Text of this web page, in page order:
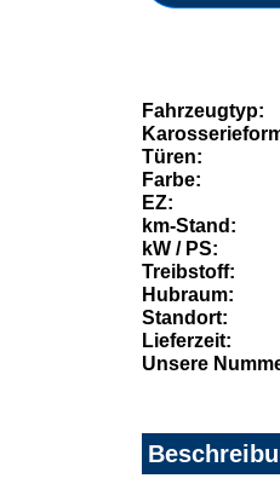
Fahrzeugtyp:
Türen:
Farbe:
EZ:
km-Stand:
kW / PS:
Treibstoff:
Hubraum:
Standort:
Lieferzeit:
Unsere